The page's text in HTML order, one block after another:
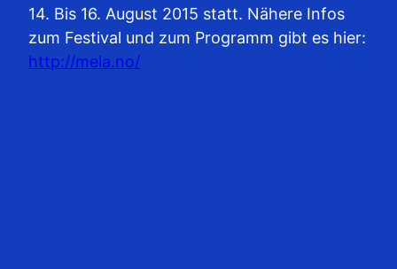
14. Bis 16. August 2015 statt. Nähere Infos
zum Festival und zum Programm gibt es hier:
http://mela.no/